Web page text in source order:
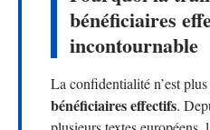
bénéficiaires
incontournable
La confidentialité n’est
bénéficiaires effectifs.